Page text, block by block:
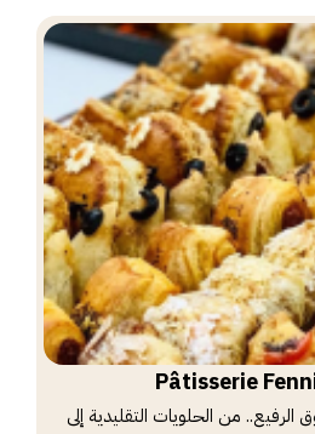
من الحلويات التقليدية إلى